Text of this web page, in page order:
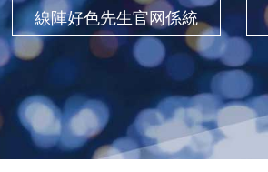
線陣好色先生官网係統